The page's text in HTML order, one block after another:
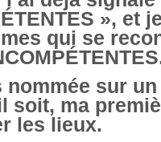
», et
qui se
nommée sur
soit, ma
les lieux.